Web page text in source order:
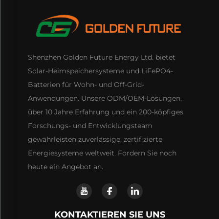
Shenzhen Golden Future Energy Ltd. bietet
Solar-Heimspeichersysteme und LiFePO4-
Batterien für Wohn- und Off-Grid-
Anwendungen. Unsere ODM/OEM-Lösungen,
über 10 Jahre Erfahrung und ein 200-köpfiges
Forschungs- und Entwicklungsteam
gewährleisten zuverlässige, zertifizierte
Energiesysteme weltweit. Fordern Sie noch
heute ein Angebot an.
KONTAKTIEREN SIE UNS